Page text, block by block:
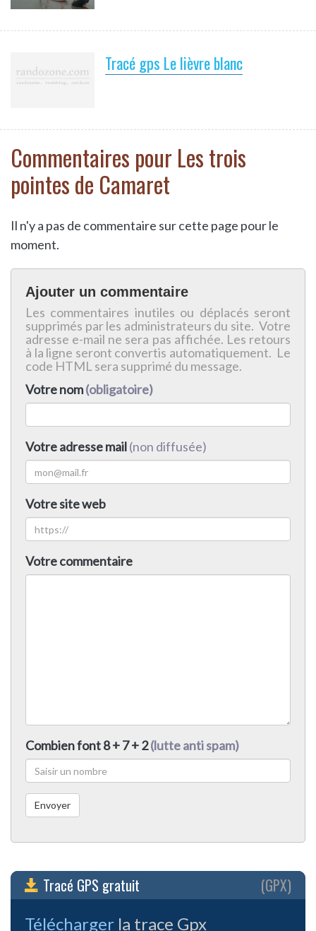
Tracé gps Le lièvre blanc
Commentaires pour Les trois
pointes de Camaret
Il n'y a pas de commentaire sur cette page pour le
moment.
Ajouter un commentaire
Les commentaires inutiles ou déplacés seront
supprimés par les administrateurs du site. Votre
adresse e-mail ne sera pas affichée. Les retours
à la ligne seront convertis automatiquement. Le
code HTML sera supprimé du message.
Votre nom(obligatoire)
Votre adresse mail(non diffusée)
Votre site web
Votre commentaire
Combien font 8 + 7 + 2(lutte anti spam)
Tracé GPS gratuit (GPX)
Télécharger la trace Gpx